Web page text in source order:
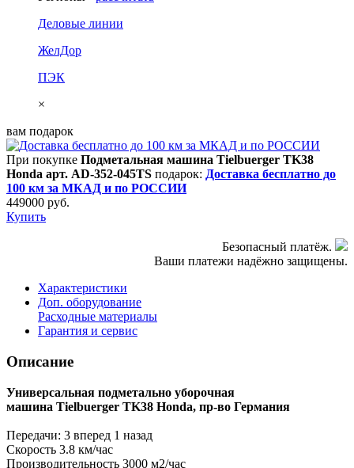
Деловые линии
ЖелДор
ПЭК
×
вам подарок
При покупке Подметальная машина Tielbuerger TK38
Honda арт. AD-352-045TS подарок: Доставка бесплатно до
100 км за МКАД и по РОССИИ
449000 руб.
Купить
Безопасный платёж.
Ваши платежи надёжно защищены.
Характеристики
Доп. оборудование
Расходные материалы
Гарантия и сервис
Описание
Универсальная подметально уборочная
машина Tielbuerger TK38 Honda, пр-во Германия
Передачи: 3 вперед 1 назад
Скорость 3.8 км/час
Производительность 3000 м2/час